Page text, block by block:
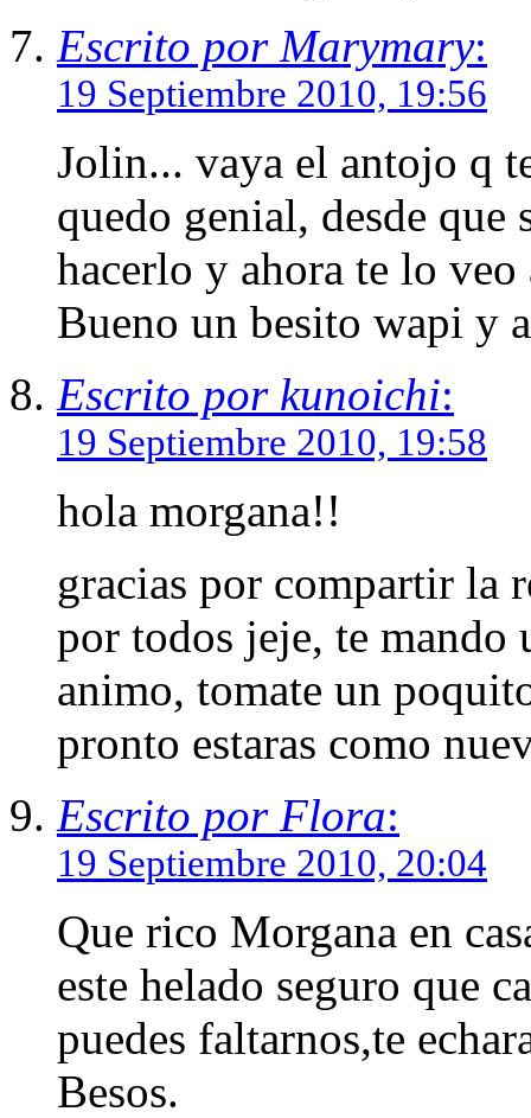
Escrito por Marymary:
19 Septiembre 2010, 19:56
Jolin... vaya el antojo q
quedo genial, desde que
hacerlo y ahora te lo
Bueno un besito wapi y
Escrito por kunoichi:
19 Septiembre 2010, 19:58
hola morgana!!
gracias por compartir la
por todos jeje, te mando
animo, tomate un
pronto estaras como
Escrito por Flora:
19 Septiembre 2010, 20:04
Que rico Morgana en
este helado seguro que
puedes faltarnos,te
Besos.